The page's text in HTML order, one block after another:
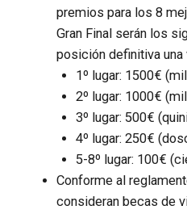
premios para los 8
Gran Final serán los
posición definitiva una
1º lugar: 1500€
2º lugar: 1000€
3º lugar: 500€
4º lugar: 250€
5-8º lugar: 100€
Conforme al
consideran becas de